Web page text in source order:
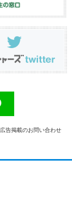
広告掲載のお問い合わせ